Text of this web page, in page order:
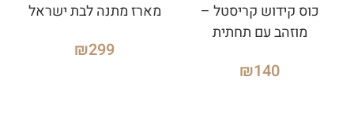
כוס קידוש קריסטל –
מוזהב עם תחתית
₪140
מארז מתנה לבת ישראל
₪299